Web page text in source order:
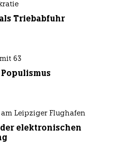
Triebabfuhr
63
Leipziger Flughafen
elektronischen